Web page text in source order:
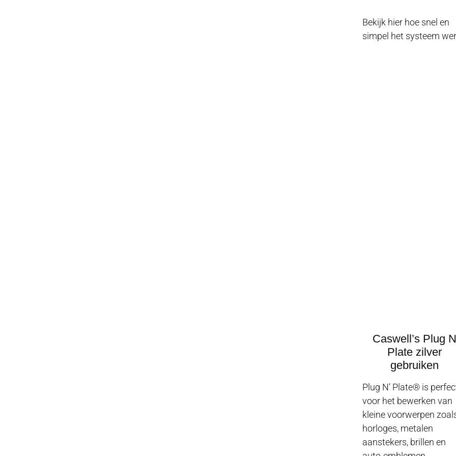
Bekijk hier hoe snel en
simpel het systeem
Caswell’s Plug N
Plate zilver
gebruiken
Plug N’ Plate® is
voor het bewerken van
kleine voorwerpen
horloges, metalen
aanstekers, brillen en